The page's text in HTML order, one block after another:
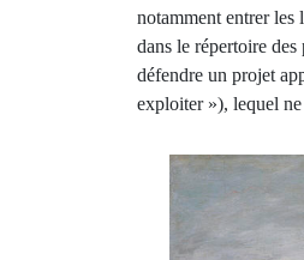
notamment entrer les
dans le répertoire
défendre un projet
exploiter »), lequel ne